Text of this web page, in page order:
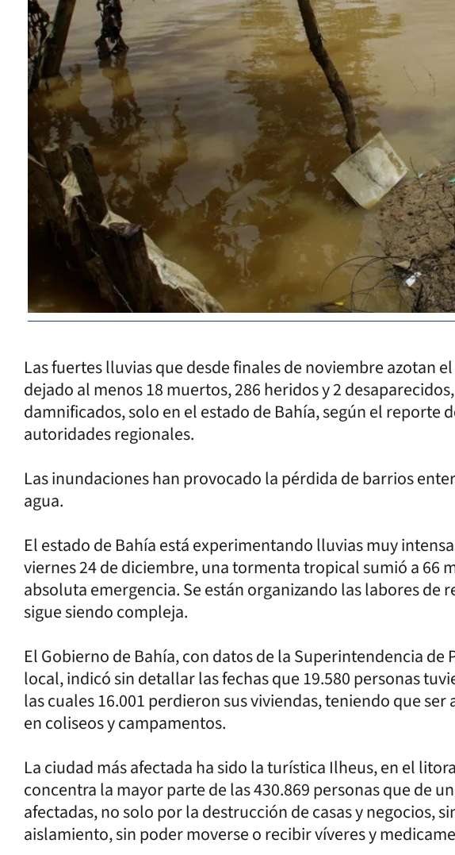
Las fuertes lluvias que desde finales de noviembre azotan
dejado al menos 18 muertos, 286 heridos y 2
damnificados, solo en el estado de Bahía, según el reporte
autoridades regionales.
Las inundaciones han provocado la pérdida de barrios
agua.
El estado de Bahía está experimentando lluvias muy
viernes 24 de diciembre, una tormenta tropical sumió a 66
absoluta emergencia. Se están organizando las labores de
sigue siendo compleja.
El Gobierno de Bahía, con datos de la Superintendencia de
local, indicó sin detallar las fechas que 19.580 personas
las cuales 16.001 perdieron sus viviendas, teniendo que
en coliseos y campamentos.
La ciudad más afectada ha sido la turística Ilheus, en el
concentra la mayor parte de las 430.869 personas que de
afectadas, no solo por la destrucción de casas y negocios,
aislamiento, sin poder moverse o recibir víveres y